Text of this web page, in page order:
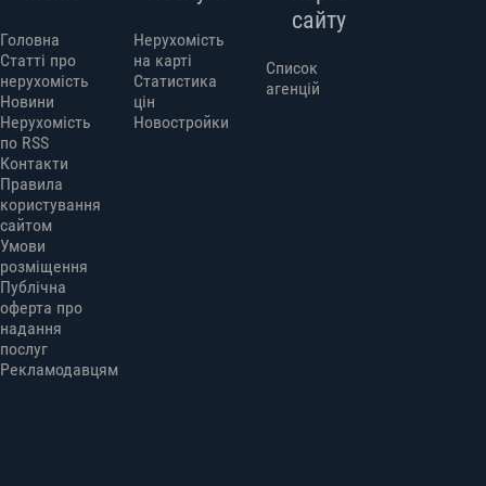
Головна
Статті про
нерухомість
Новини
Нерухомість
по RSS
Контакти
Правила
користування
сайтом
Умови
розміщення
Публічна
оферта про
надання
послуг
Рекламодавцям
Нерухомість
на карті
Статистика
цін
Новостройки
сайту
Список
агенцій